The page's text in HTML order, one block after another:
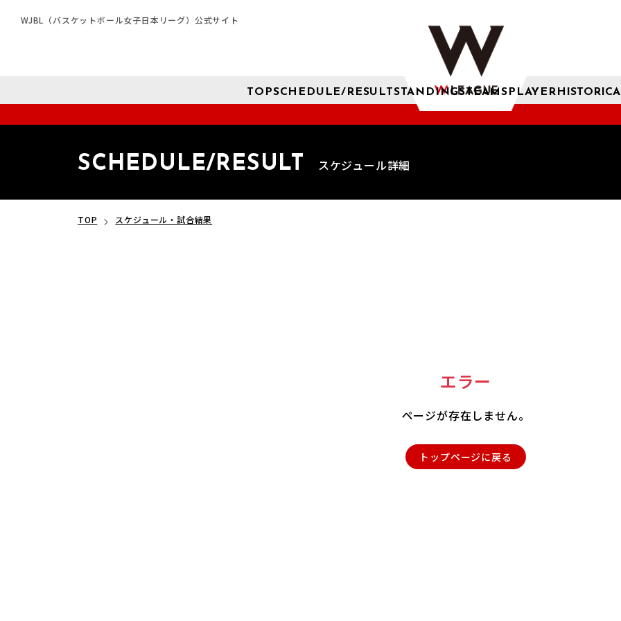
WJBL（バスケットボール女子日本リーグ）公式サイト
TOPSCHEDULE/RESULTSTANDINGSTEAMSPLAYER
SCHEDULE/RESULT スケジュール詳細
TOP スケジュール・試合結果
エラー
ページが存在しません。
トップページに戻る